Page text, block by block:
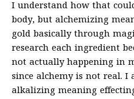
I understand how that
body, but alchemizing
gold basically through
research each ingredient
not actually happening in
since alchemy is not real.
alkalizing meaning